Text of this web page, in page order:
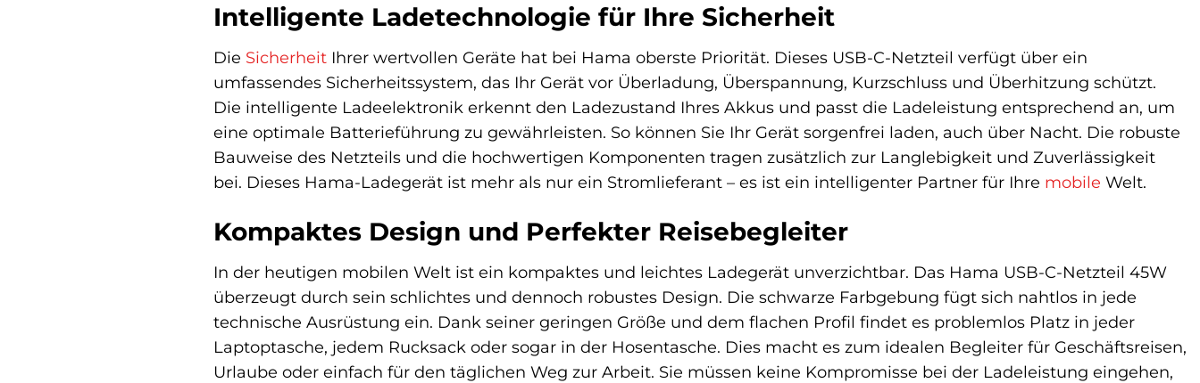
Intelligente Ladetechnologie für Ihre Sicherheit
Die Sicherheit Ihrer wertvollen Geräte hat bei Hama oberste Priorität. Dieses USB-C-Netzteil verfügt über ein
umfassendes Sicherheitssystem, das Ihr Gerät vor Überladung, Überspannung, Kurzschluss und Überhitzung schützt.
Die intelligente Ladeelektronik erkennt den Ladezustand Ihres Akkus und passt die Ladeleistung entsprechend an, um
eine optimale Batterieführung zu gewährleisten. So können Sie Ihr Gerät sorgenfrei laden, auch über Nacht. Die robuste
Bauweise des Netzteils und die hochwertigen Komponenten tragen zusätzlich zur Langlebigkeit und Zuverlässigkeit
bei. Dieses Hama-Ladegerät ist mehr als nur ein Stromlieferant – es ist ein intelligenter Partner für Ihre mobile Welt.
Kompaktes Design und Perfekter Reisebegleiter
In der heutigen mobilen Welt ist ein kompaktes und leichtes Ladegerät unverzichtbar. Das Hama USB-C-Netzteil 45W
überzeugt durch sein schlichtes und dennoch robustes Design. Die schwarze Farbgebung fügt sich nahtlos in jede
technische Ausrüstung ein. Dank seiner geringen Größe und dem flachen Profil findet es problemlos Platz in jeder
Laptoptasche, jedem Rucksack oder sogar in der Hosentasche. Dies macht es zum idealen Begleiter für Geschäftsreisen,
Urlaube oder einfach für den täglichen Weg zur Arbeit. Sie müssen keine Kompromisse bei der Ladeleistung eingehen,